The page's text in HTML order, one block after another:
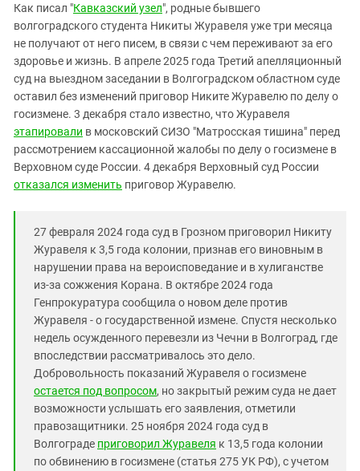
Южная Осетия
Южный Кавказ
ЮФО
Как писал "Кавказский узел", родные бывшего
волгоградского студента Никиты Журавеля уже три месяца
не получают от него писем, в связи с чем переживают за его
здоровье и жизнь. В апреле 2025 года Третий апелляционный
суд на выездном заседании в Волгоградском областном суде
оставил без изменений приговор Никите Журавелю по делу о
госизмене. 3 декабря стало известно, что Журавеля
этапировали в московский СИЗО "Матросская тишина" перед
рассмотрением кассационной жалобы по делу о госизмене в
Верховном суде России. 4 декабря Верховный суд России
отказался изменить приговор Журавелю.
27 февраля 2024 года суд в Грозном приговорил Никиту
Журавеля к 3,5 года колонии, признав его виновным в
нарушении права на вероисповедание и в хулиганстве
из-за сожжения Корана. В октябре 2024 года
Генпрокуратура сообщила о новом деле против
Журавеля - о государственной измене. Спустя несколько
недель осужденного перевезли из Чечни в Волгоград, где
впоследствии рассматривалось это дело.
Добровольность показаний Журавеля о госизмене
остается под вопросом, но закрытый режим суда не дает
возможности услышать его заявления, отметили
правозащитники. 25 ноября 2024 года суд в
Волгограде приговорил Журавеля к 13,5 года колонии
по обвинению в госизмене (статья 275 УК РФ), с учетом